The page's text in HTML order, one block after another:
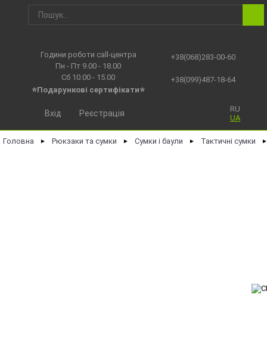
Години роботи call-центра
Пн - Пт 9.00 - 18.00
Сб 10.00 - 15.00
⭐Подарункові сертифікати⭐
+38(068)283-00-60
+38(099)487-18-64
RU
UA
Вхід Реєстрація
Головна ► Рюкзаки та сумки ► Сумки і баули ► Тактичні сумки ►